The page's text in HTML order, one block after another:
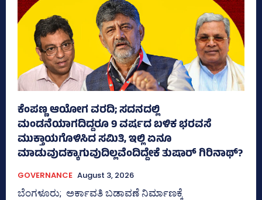
ಕೆಂಪಣ್ಣ ಆಯೋಗ ವರದಿ; ಸದನದಲ್ಲಿ
ಮಂಡನೆಯಾಗದಿದ್ದರೂ 9 ವರ್ಷದ ಬಳಿಕ ಭರವಸೆ
ಮುಕ್ತಾಯಗೊಳಿಸಿದ ಸಮಿತಿ, ಇಲ್ಲಿ ಏನೂ
ಮಾಡುವುದಕ್ಕಾಗುವುದಿಲ್ಲವೆಂದಿದ್ದೇಕೆ ತುಷಾರ್ ಗಿರಿನಾಥ್?
GOVERNANCE August 3, 2026
ಬೆಂಗಳೂರು; ಅರ್ಕಾವತಿ ಬಡಾವಣೆ ನಿರ್ಮಾಣಕ್ಕೆ